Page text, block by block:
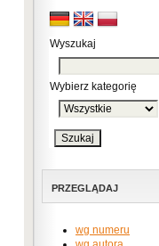
Wyszukaj
Wybierz kategorię
PRZEGLĄDAJ
wg numeru